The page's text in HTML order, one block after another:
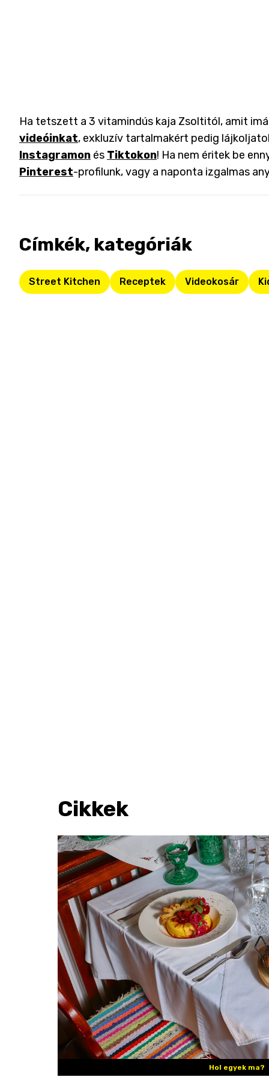
Ha tetszett a 3 vitamindús kaja Zsoltitól, amit
videóinkat, exkluzív tartalmakért pedig
Instagramon és Tiktokon! Ha nem éritek be
Pinterest-profilunk, vagy a naponta izgalmas
Címkék, kategóriák
Street Kitchen Receptek Videokosár
Cikkek
Hol egyek ma?